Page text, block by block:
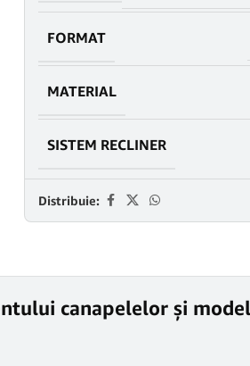
FORMAT
MATERIAL
SISTEM RECLINER
Distribuie:
canapelelor și